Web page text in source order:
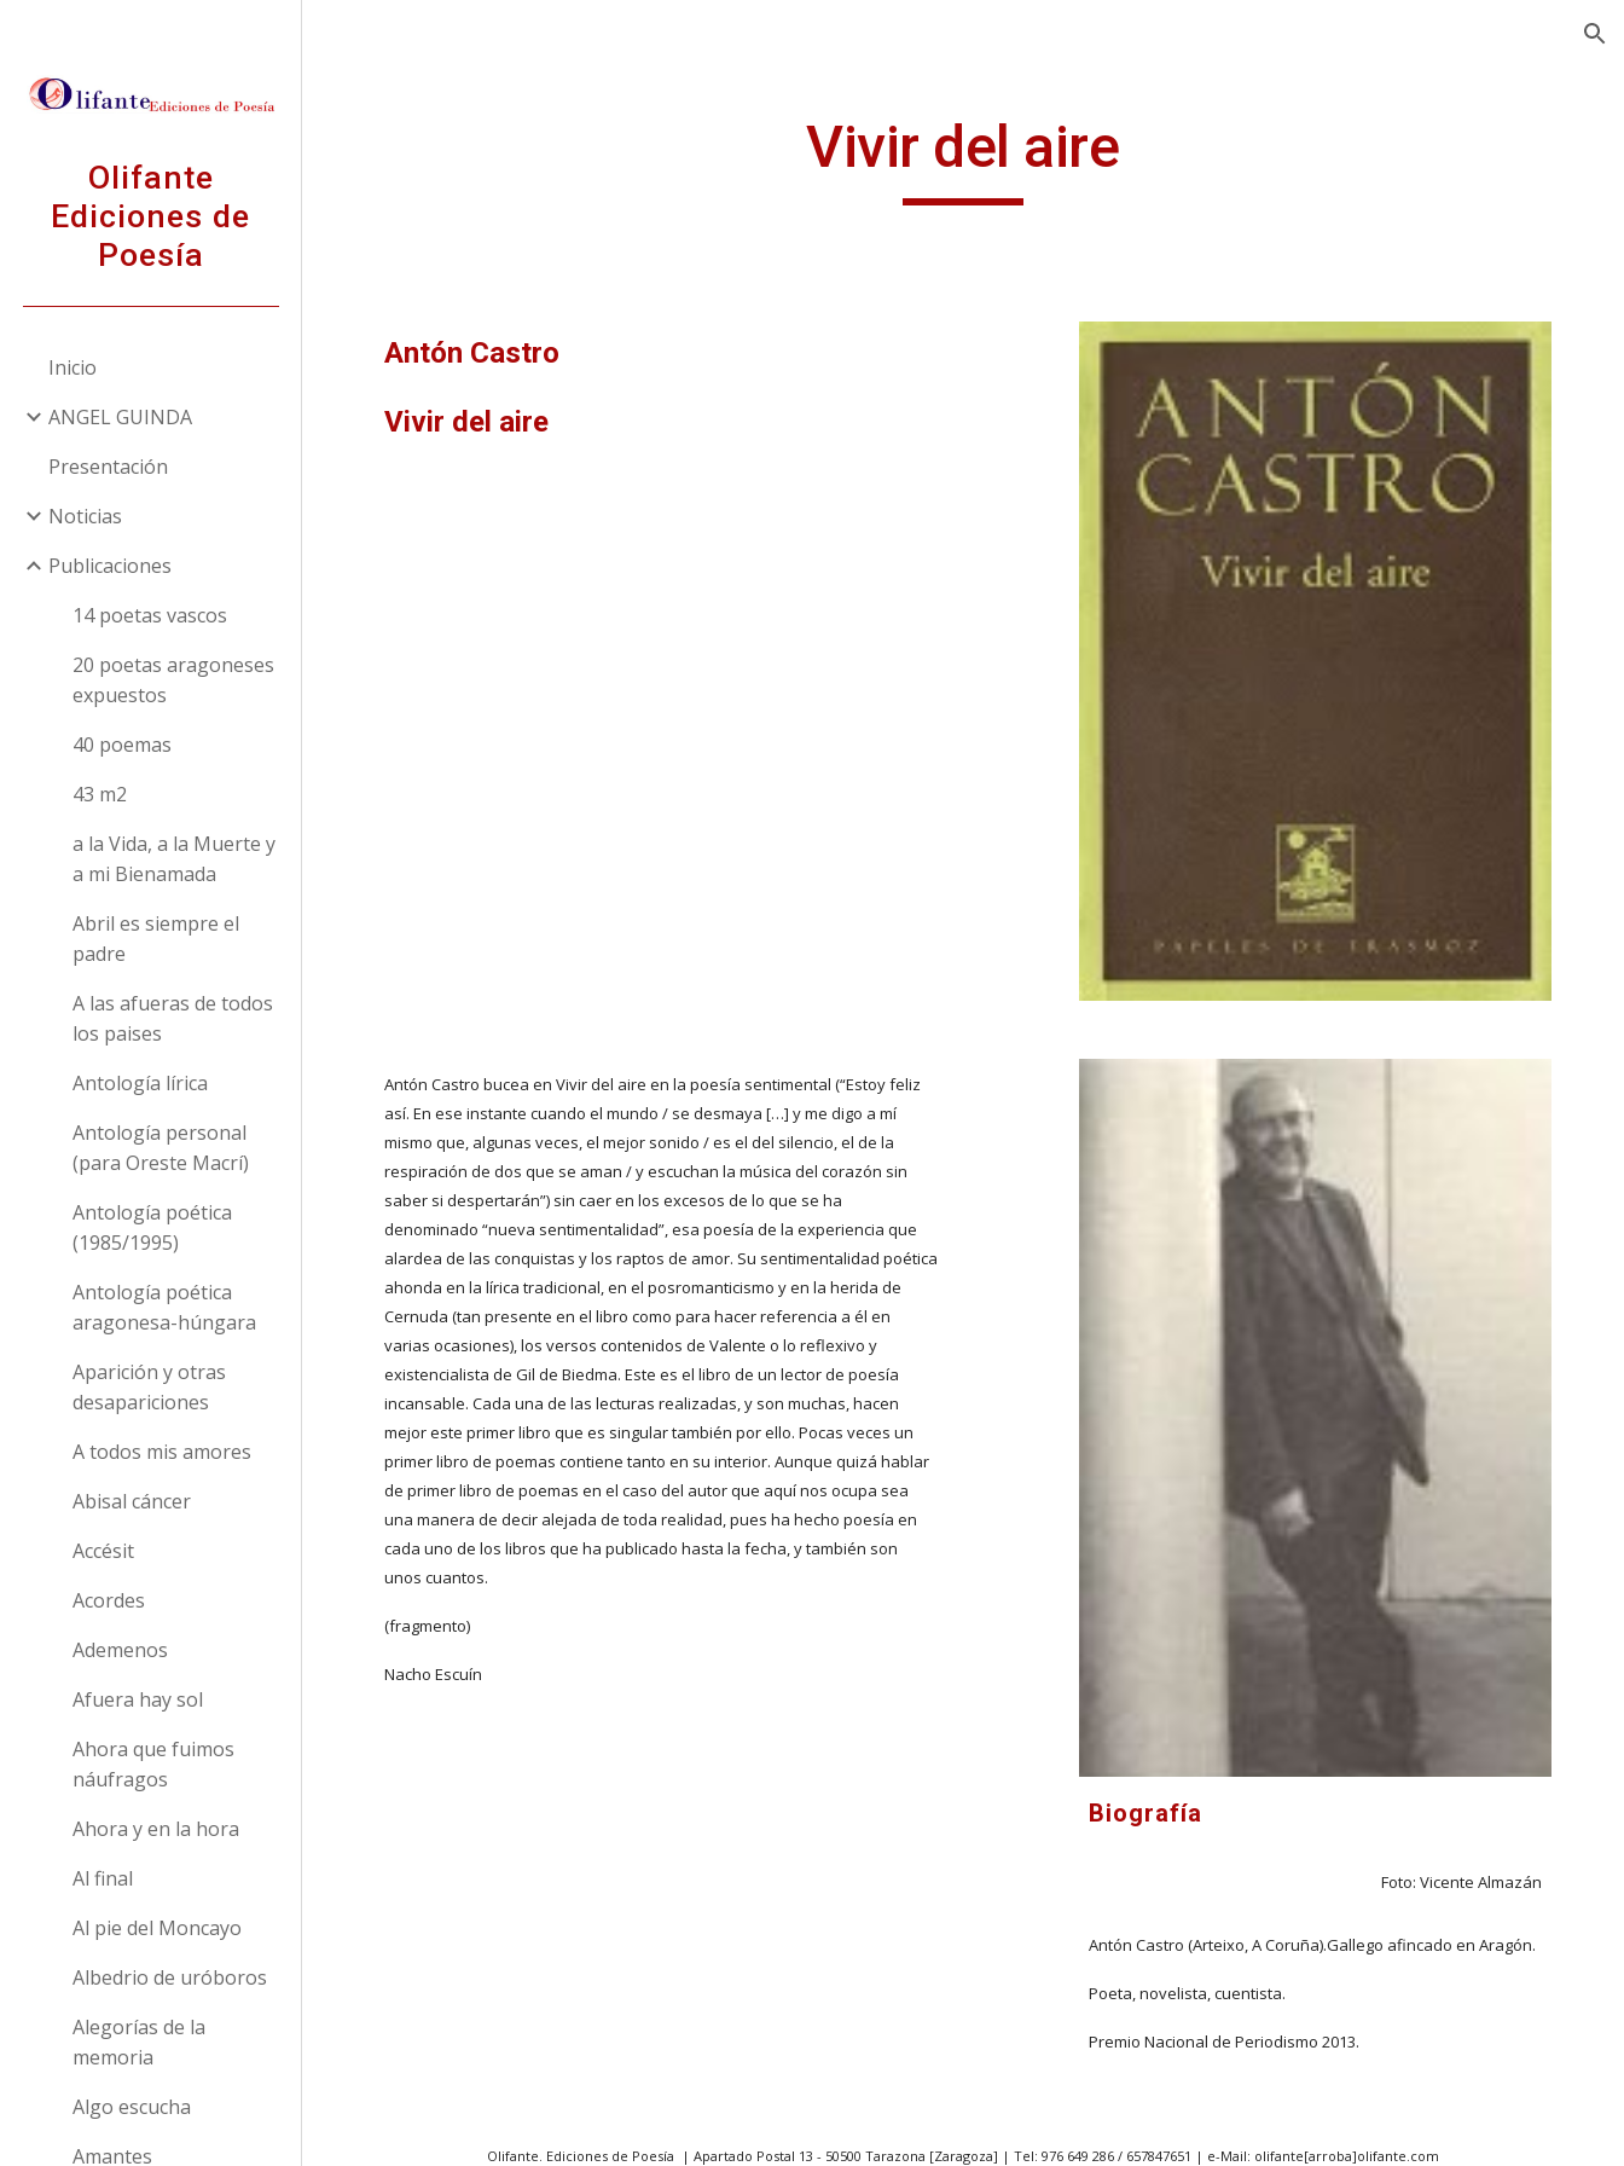
Olifante
Ediciones de
Poesía
Inicio
ANGEL GUINDA
Presentación
Noticias
Publicaciones
14 poetas vascos
20 poetas aragoneses
expuestos
40 poemas
43 m2
a la Vida, a la Muerte y
a mi Bienamada
Abril es siempre el
padre
A las afueras de todos
los paises
Antología lírica
Antología personal
(para Oreste Macrí)
Antología poética
(1985/1995)
Antología poética
aragonesa-húngara
Aparición y otras
desapariciones
A todos mis amores
Abisal cáncer
Accésit
Acordes
Ademenos
Afuera hay sol
Ahora que fuimos
náufragos
Ahora y en la hora
Al final
Al pie del Moncayo
Albedrio de uróboros
Alegorías de la
memoria
Algo escucha
Amantes
Vivir del aire
Antón Castro
Vivir del aire
Antón Castro bucea en Vivir del aire en la poesía sentimental (“Estoy feliz
así. En ese instante cuando el mundo / se desmaya […] y me digo a mí
mismo que, algunas veces, el mejor sonido / es el del silencio, el de la
respiración de dos que se aman / y escuchan la música del corazón sin
saber si despertarán”) sin caer en los excesos de lo que se ha
denominado “nueva sentimentalidad”, esa poesía de la experiencia que
alardea de las conquistas y los raptos de amor. Su sentimentalidad poética
ahonda en la lírica tradicional, en el posromanticismo y en la herida de
Cernuda (tan presente en el libro como para hacer referencia a él en
varias ocasiones), los versos contenidos de Valente o lo reflexivo y
existencialista de Gil de Biedma. Este es el libro de un lector de poesía
incansable. Cada una de las lecturas realizadas, y son muchas, hacen
mejor este primer libro que es singular también por ello. Pocas veces un
primer libro de poemas contiene tanto en su interior. Aunque quizá hablar
de primer libro de poemas en el caso del autor que aquí nos ocupa sea
una manera de decir alejada de toda realidad, pues ha hecho poesía en
cada uno de los libros que ha publicado hasta la fecha, y también son
unos cuantos.
(fragmento)
Nacho Escuín
Biografía
Foto: Vicente Almazán
Antón Castro (Arteixo, A Coruña).Gallego afincado en Aragón.
Poeta, novelista, cuentista.
Premio Nacional de Periodismo 2013.
Olifante. Ediciones de Poesía | Apartado Postal 13 - 50500 Tarazona [Zaragoza] | Tel: 976 649 286 / 657847651 | e-Mail: olifante[arroba]olifante.com